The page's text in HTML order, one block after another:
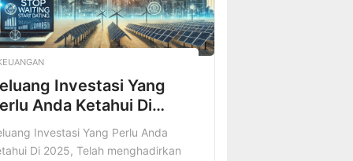
[…]
Investasi Yang
Anda Ketahui Di
Investasi Yang Perlu Anda
Di 2025, Telah menghadirkan